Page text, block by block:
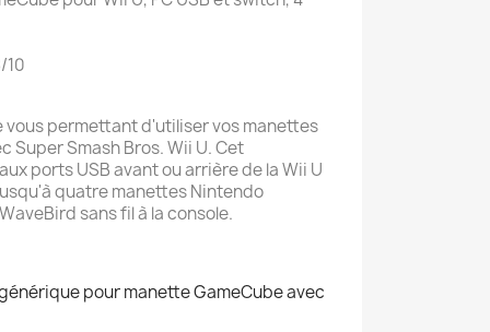
10
permettant d'utiliser vos manettes
Super Smash Bros. Wii U. Cet
ports USB avant ou arrière de la Wii U
quatre manettes Nintendo
sans fil à la console.
pour manette GameCube avec